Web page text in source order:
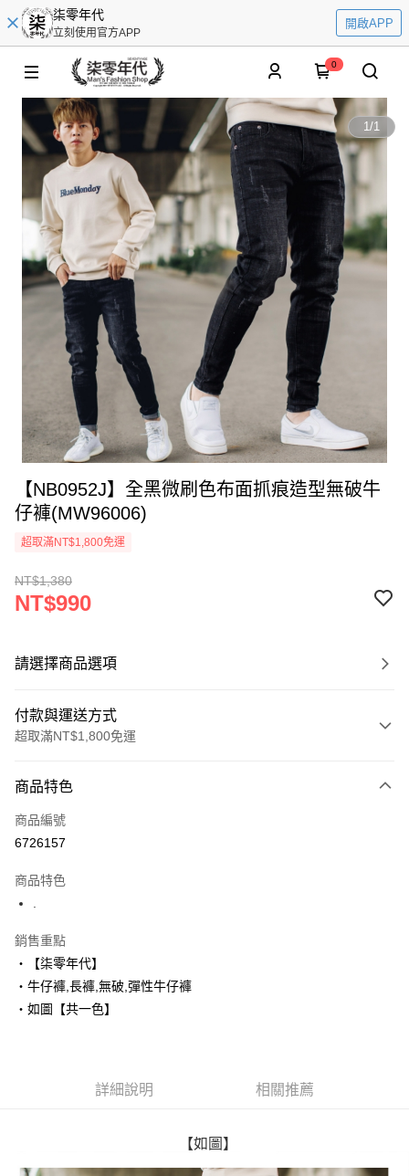
柒零年代
立刻使用官方APP
開啟APP
0
1/1
【NB0952J】全黑微刷色布面抓痕造型無破牛
仔褲(MW96006)
超取滿NT$1,800免運
NT$1,380
NT$990
請選擇商品選項
付款與運送方式
超取滿NT$1,800免運
信用卡一次付款
超商取貨付款
街口支付
悠遊付
Google Pay
AFTEE先享後付是「在收到商品之後才付款」的支付方式。 讓您購物簡單
２．便利：只要手機號碼，簡訊認證，即可結帳。
全家付款取貨
商品特色
商品編號
6726157
商品特色
銷售重點
‧【柒零年代】
‧牛仔褲,長褲,無破,彈性牛仔褲
‧如圖【共一色】
詳細說明 相關推薦
【如圖】